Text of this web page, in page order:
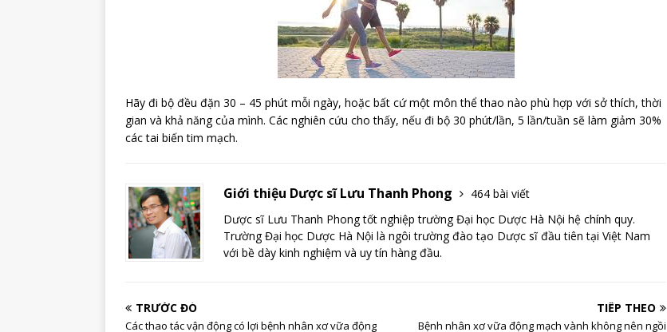
Hãy đi bộ đều đặn 30 – 45 phút mỗi ngày, hoặc bất cứ một môn thể thao nào phù hợp với sở thích, thời
gian và khả năng của mình. Các nghiên cứu cho thấy, nếu đi bộ 30 phút/lần, 5 lần/tuần sẽ làm giảm 30%
các tai biến tim mạch.
Giới thiệu Dược sĩ Lưu Thanh Phong
464 bài viết
Dược sĩ Lưu Thanh Phong tốt nghiệp trường Đại học Dược Hà Nội hệ chính quy.
Trường Đại học Dược Hà Nội là ngôi trường đào tạo Dược sĩ đầu tiên tại Việt Nam
với bề dày kinh nghiệm và uy tín hàng đầu.
TRƯỚC ĐÓ
Các thao tác vận động có lợi bệnh nhân xơ vữa động
TIẾP THEO
Bệnh nhân xơ vữa động mạch vành không nên ngồi